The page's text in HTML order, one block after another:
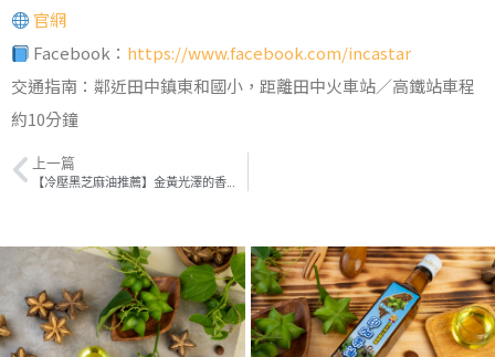
官網
Facebook： https://www.facebook.com/incastar
交通指南：鄰近田中鎮東和國小，距離田中火車站／高鐵站車程
約10分鐘
上一篇